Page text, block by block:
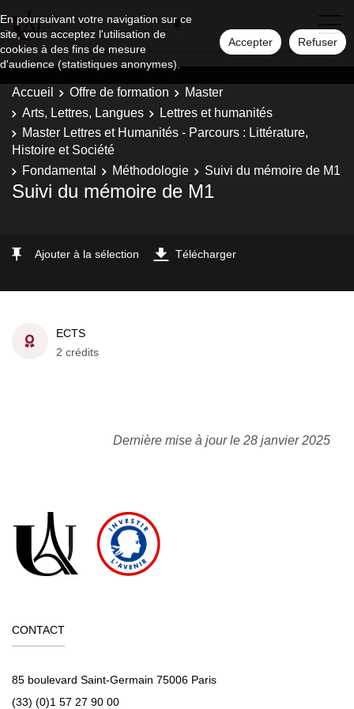
En poursuivant votre navigation sur ce
site, vous acceptez l'utilisation de
cookies à des fins de mesure
d'audience (statistiques anonymes).
Accepter Refuser
Accueil Offre de formation
Master
Arts, Lettres, Langues
Lettres et humanités
Master Lettres et Humanités - Parcours : Littérature,
Histoire et Société
Fondamental
Méthodologie Suivi du mémoire de M1
Suivi du mémoire de M1
Ajouter à la sélection Télécharger
ECTS
2 crédits
Dernière mise à jour le 28 janvier 2025
CONTACT
85 boulevard Saint-Germain 75006 Paris
(33) (0)1 57 27 90 00